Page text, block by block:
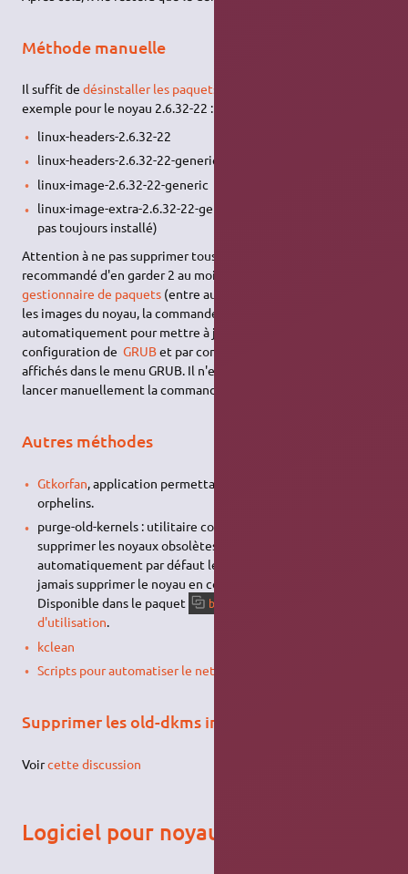
Méthode manuelle
Il suffit dedésinstaller les paquets
exemple pour le noyau 2.6.32-22 :
linux-headers-2.6.32-22
linux-headers-2.6.32-22-generic
linux-image-2.6.32-22-generic
linux-image-extra-2.6.32-22-generic (le paquet "extra" n'est
pas toujours installé)
Attention à ne pas supprimer tous vos noyaux, il est
recommandé d'en garder 2 au moins. Lorsqu’on utilise un
gestionnaire de paquets (entre autres Synaptic) pour enlever
les images du noyau, la commande
automatiquement pour mettre à jour les fichiers de
configuration deGRUBet par conséquent la liste des noyaux
affichés dans le menu GRUB. Il n'est donc pas nécessaire de
lancer manuellement la commande
Autres méthodes
Gtkorfan, application permettant de supprimer les paquets
orphelins.
purge-old-kernels : utilitaire conçu spécifiquement pour
supprimer les noyaux obsolètes, préserver
automatiquement par défaut les 2 derniers noyaux, et ne
jamais supprimer le noyau en cours de fonctionnement.
Disponible dans le paquet
byobu
d'utilisation.
kclean
Scripts pour automatiser le nettoyage
Supprimer les old-dkms inutiles
Voircette discussion
Logiciel pour noyau